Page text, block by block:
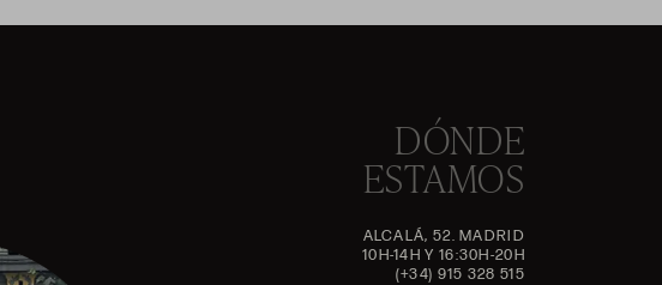
DÓNDE
ESTAMOS
ALCALÁ, 52. MADRID
10H-14H Y 16:30H-20H
(+34) 915 328 515